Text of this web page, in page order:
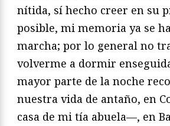
nítida, sí hecho creer en su
posible, mi memoria ya se
marcha; por lo general no
volverme a dormir
mayor parte de la noche
nuestra vida de antaño, en
casa de mi tía abuela—, en